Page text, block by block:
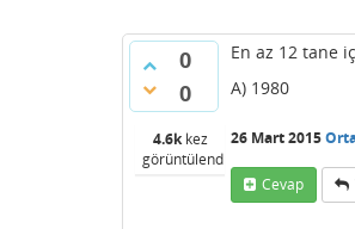
0
0
4.6kkez
görüntülendi
En az 12 tane
A)
26 Mart 2015
Cevap